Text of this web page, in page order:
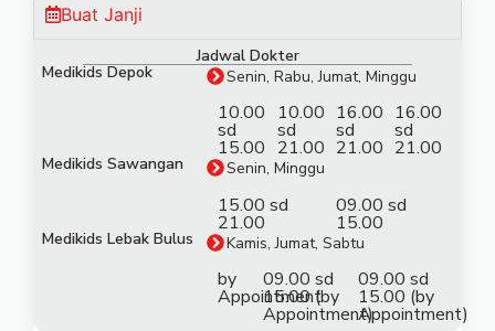
Buat Janji
Jadwal Dokter
Medikids Depok Senin, Rabu, Jumat, Minggu
10.00
sd
15.00
10.00
sd
21.00
16.00
sd
21.00
16.00
sd
21.00
Medikids Sawangan Senin, Minggu
15.00 sd
21.00
09.00 sd
15.00
Medikids Lebak Bulus Kamis, Jumat, Sabtu
by
Appointment
09.00 sd
15.00 (by
Appointment)
09.00 sd
15.00 (by
Appointment)